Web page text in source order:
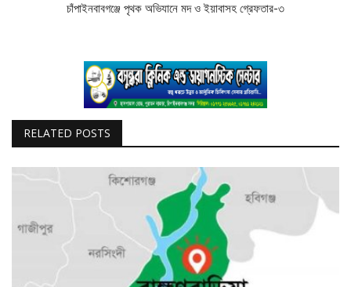
চাঁপাইনবাবগঞ্জে পৃথক অভিযানে মদ ও ইয়াবাসহ গ্রেফতার-৩
RELATED POSTS